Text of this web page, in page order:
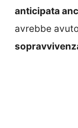
anticipata
avrebbe